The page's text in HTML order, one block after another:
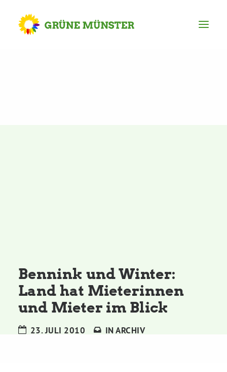
Grünes Zentrum
Personen
Bennink und Winter:
Land hat Mieterinnen
und Mieter im Blick
23. JULI 2010 INARCHIV